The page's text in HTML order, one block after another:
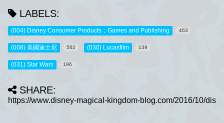
LABELS:
(004) Disney Consumer Products，Games and Publishing 463
(008) 美國迪士尼 562 (030) Lucasfilm 139
(031) Star Wars 196
SHARE: